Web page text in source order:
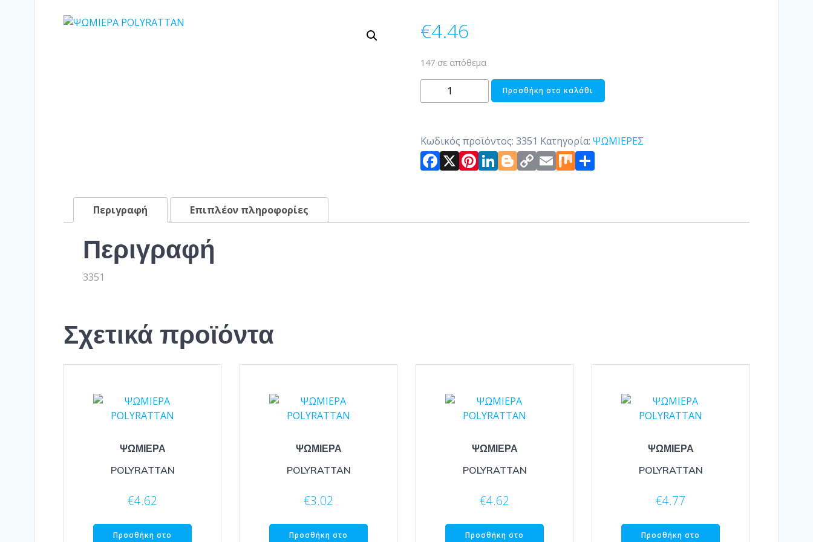
€4.46
147 σε απόθεμα
ΨΩΜΙΕΡΑ
POLYRATΤAN
Προσθήκη στο καλάθι
Κωδικός προϊόντος: 3351 Κατηγορία: ΨΩΜΙΕΡΕΣ
Facebook
X Pinterest
LinkedIn
Blogger
Copy
Link
Email
MixΜοιραστείτε
Περιγραφή Επιπλέον πληροφορίες
Περιγραφή
3351
Σχετικά προϊόντα
ΨΩΜΙΕΡΑ
POLYRATTAN
€4.62
Προσθήκη στο
ΨΩΜΙΕΡΑ
POLYRATTAN
€3.02
Προσθήκη στο
ΨΩΜΙΕΡΑ
POLYRATTAN
€4.62
Προσθήκη στο
ΨΩΜΙΕΡΑ
POLYRATTAN
€4.77
Προσθήκη στο